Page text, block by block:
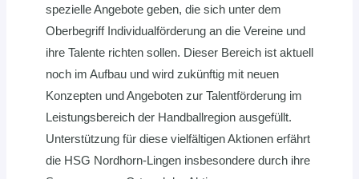
spezielle Angebote geben, die sich unter dem
Oberbegriff Individualförderung an die Vereine und
ihre Talente richten sollen. Dieser Bereich ist aktuell
noch im Aufbau und wird zukünftig mit neuen
Konzepten und Angeboten zur Talentförderung im
Leistungsbereich der Handballregion ausgefüllt.
Unterstützung für diese vielfältigen Aktionen erfährt
die HSG Nordhorn-Lingen insbesondere durch ihre